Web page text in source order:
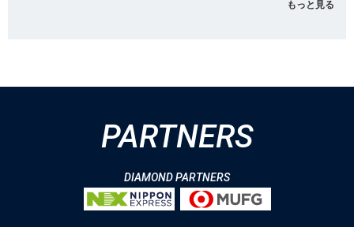
もっと見る
PARTNERS
DIAMOND PARTNERS